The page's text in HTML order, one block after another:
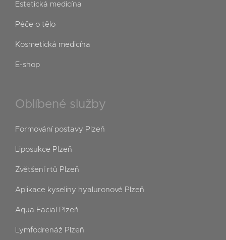
Estetická medicína
Péče o tělo
Kosmetická medicína
E-shop
Oblíbené služby
Formování postavy Plzeň
Liposukce Plzeň
Zvětšení rtů Plzeň
Aplikace kyseliny hyaluronové Plzeň
Aqua Facial Plzeň
Lymfodrenáž Plzeň